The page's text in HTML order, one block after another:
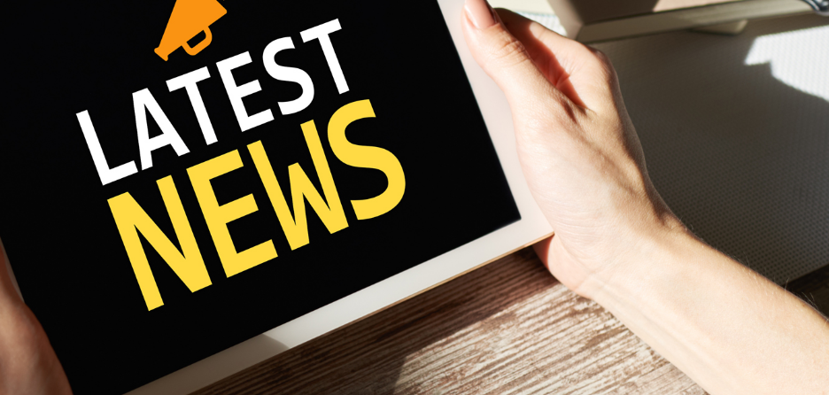
- Fri 8:00am - 5:00pm